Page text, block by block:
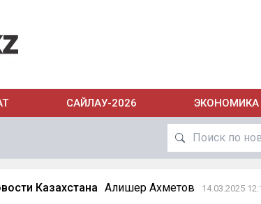
САЙЛАУ-2026 ЭКОНОМИКА
Казахстана Алишер Ахметов 14.03.2025